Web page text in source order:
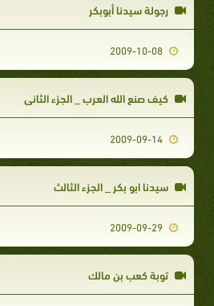
رجولة سيدنا أبوبكر
كيف صنع الله العرب _ الجزء الثاني
سيدنا ابو بكر _ الجزء الثالث
توبة كعب بن مالك